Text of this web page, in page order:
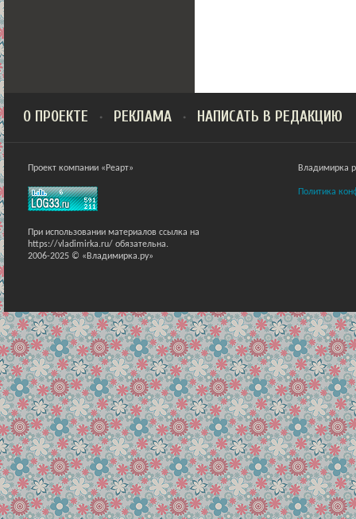
О ПРОЕКТЕ РЕКЛАМА НАПИСАТЬ В РЕДАКЦИЮ
Проект компании «Реарт»
При использовании материалов ссылка на
https://vladimirka.ru/ обязательна.
2006-2025 © «Владимирка.ру»
Владимирка
Политика